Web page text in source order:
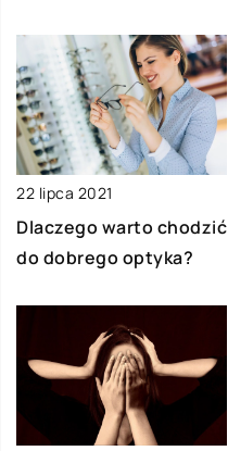
22 lipca 2021
Dlaczego warto chodzić
do dobrego optyka?